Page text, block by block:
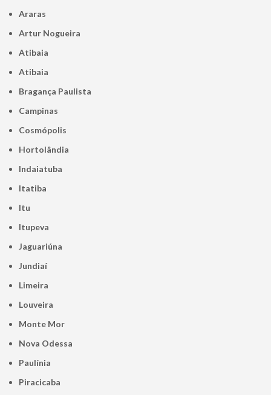
Araras
Artur Nogueira
Atibaia
Atibaia
Bragança Paulista
Campinas
Cosmópolis
Hortolândia
Indaiatuba
Itatiba
Itu
Itupeva
Jaguariúna
Jundiaí
Limeira
Louveira
Monte Mor
Nova Odessa
Paulínia
Piracicaba